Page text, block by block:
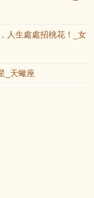
人生處處招桃花！_女
_天蠍座